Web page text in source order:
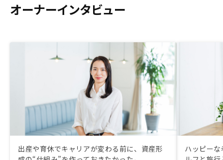
オーナーインタビュー
出産や育休でキャリアが変わる前に、資産形
ハッピー